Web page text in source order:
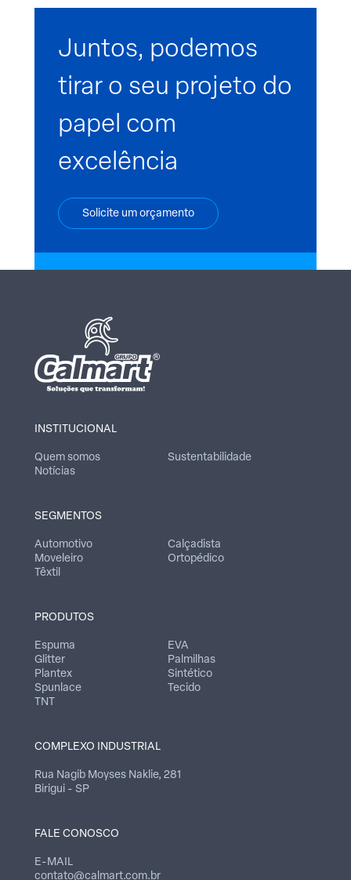
Juntos, podemos
tirar o seu projeto do
papel com
excelência
Solicite um orçamento
INSTITUCIONAL
Quem somos
Sustentabilidade
Notícias
SEGMENTOS
Automotivo
Calçadista
Moveleiro
Ortopédico
Têxtil
PRODUTOS
Espuma
EVA
Glitter
Palmilhas
Plantex
Sintético
Spunlace
Tecido
TNT
COMPLEXO INDUSTRIAL
Rua Nagib Moyses Naklie, 281
Birigui - SP
FALE CONOSCO
E-MAIL
contato@calmart.com.br